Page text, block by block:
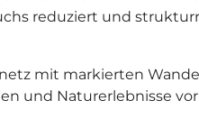
reduziert und
mit markierten
und Naturerlebnisse